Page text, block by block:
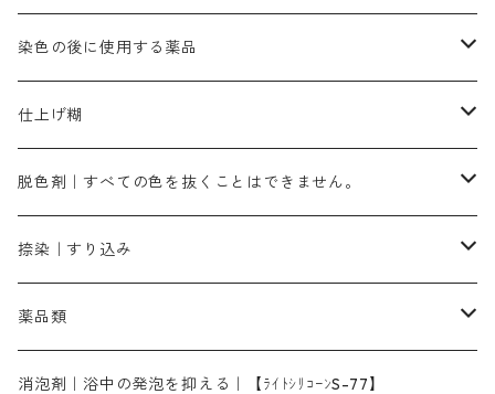
染料一覧ー100g入り
染料一覧ー500g入り
1kg
ピンクMB｜ピンク色
ローズMB｜鮮やかなピンク色）
スカイブルーMG｜緑みの空色
ターキスブルーHNG｜緑みの空色
グリーンMB｜緑色
ダークブロンMFB｜こげ茶色
ブロンHNR｜こげ茶色
黒色系
ブラックMK（赤みの黒色）
ブラックMG（青みの黒色）
白色系（定番の色合い）
ネオホワイトR
霧島産・晩秋茶｜黄金色（赤みの黄色）｜準備中
ローダミンB｜赤紫色｜マゼンダ色
摺込み刷毛（スリコミハケ）ー冬毛（柔らかいタイプ）
片羽刷毛
ローケツ用筆｜1本～販売
ローケツ用筆ー10%off｜20本セットお取り寄せ品
洋型紙（9番手｜中薄口、10番手｜中厚口）
有償サンプル品｜約20cm×27cm
洋型紙9番手｜中薄口｜約54cm×110cm
張木｜入荷待ち
伸子
型洗いブラシ
糊落とし剤｜ソルベンCA
濃染処理剤｜ソルバックスPS－900
染料の吸収促進剤
酢酸｜絹・羊毛・ナイロンに使用する
芒硝｜綿・麻の染色に使用する。
染料のムラ染め抑制剤（均染剤）
アゾリン200％｜綿・麻・絹・羊毛・ナイロンの染色
レオニールEHC｜反応染料用
染料の浸透剤
ソルバライトS-70｜各種繊維の浸し染めに使用可能
染料の定着向上剤
ライトフィックスAコンク｜綿・麻もしくは直接染料で染めた素材
シルクフィックス３A｜絹の染料定着向上剤
アルカリ剤｜反応染料用
ソーダ灰
染料溶解剤
染色の後に使用する薬品
ソーピング剤｜未定着の染料を除去すること
ネオポールB－300｜反応染料のソーピング剤
仕上げ剤｜柔軟・平滑剤
白場汚染防止剤
仕上げ糊
カルボキシメチルセルロース（CMC）
海藻系
たんぱく質系
化学糊（PVA）
脱色剤｜すべての色を抜くことはできません。
脱色剤
全体脱色｜ハイドロサルファイトコンク
部分脱色｜デグロリンSコンク
脱色助剤｜浸透・複色抑制剤
メイプロガムNP｜にじみ防止剤
捺染｜すり込み
染料溶解剤｜染料の均一な浸透・吸着を補助する
捺染糊
薬品類
ア行
消泡剤｜浴中の発泡を抑える｜【ﾗｲﾄｼﾘｺｰﾝS-77】